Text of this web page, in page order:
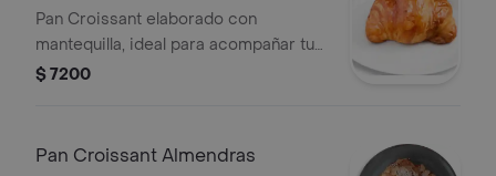
Pan Croissant elaborado con
mantequilla, ideal para acompañar tus
comidas.
$ 7200
Pan Croissant Almendras